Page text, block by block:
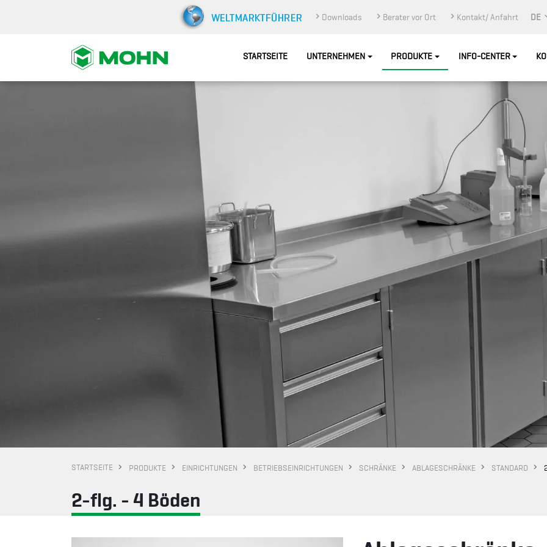
Downloads Berater vor Ort Kontakt/ Anfahrt DE
STARTSEITE UNTERNEHMEN PRODUKTE INFO-CENTER
STARTSEITE PRODUKTE EINRICHTUNGEN BETRIEBSEINRICHTUNGEN SCHRÄNKE ABLAGESCHRÄNKE STANDARD
2-flg. - 4 Böden